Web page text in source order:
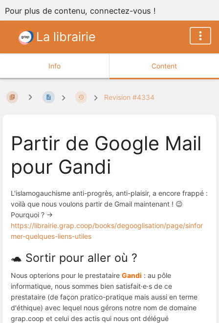
Pour plus de contenu, connectez-vous !
La librairie
Info Content
Revision #4334
Partir de Google Mail
pour Gandi
L'islamogauchisme anti-progrès, anti-plaisir, a encore frappé :
voilà que nous voulons partir de Gmail maintenant ! 😉
Pourquoi ? →
https://librairie.grap.coop/books/degooglisation/page/sinfor
mer-quelques-liens-utiles
🐢 Sortir pour aller où ?
Nous opterions pour le prestataire Gandi : au pôle
informatique, nous sommes bien satisfait·e·s de ce
prestataire (de façon pratico-pratique mais aussi en terme
d'éthique) avec lequel nous gérons notre nom de domaine
grap.coop et celui des actis qui nous ont délégué